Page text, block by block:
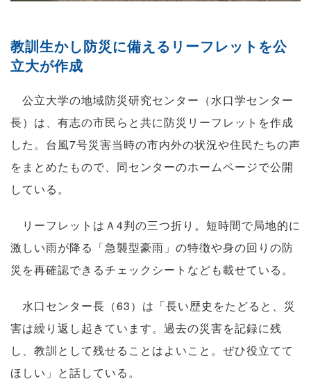
教訓生かし防災に備えるリーフレットを公
立大が作成
公立大学の地域防災研究センター（水口学センター
長）は、有志の市民らと共に防災リーフレットを作成
した。台風7号災害当時の市内外の状況や住民たちの声
をまとめたもので、同センターのホームページで公開
している。
リーフレットはＡ4判の三つ折り。短時間で局地的に
激しい雨が降る「急襲型豪雨」の特徴や身の回りの防
災を再確認できるチェックシートなども載せている。
水口センター長（63）は「長い歴史をたどると、災
害は繰り返し起きています。過去の災害を記録に残
し、教訓として残せることはよいこと。ぜひ役立てて
ほしい」と話している。